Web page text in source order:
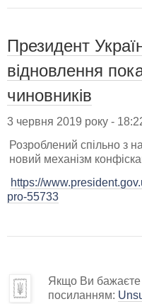
Президент
відновлення
чиновників
3 червня 2019 року -
Розроблений спільно з
новий механізм
https://
pro-55733
Якщо Ви бажаєте
посиланням: